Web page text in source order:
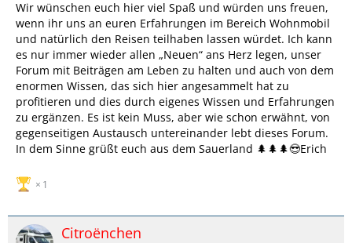
Wir wünschen euch hier viel Spaß und würden uns freuen,
wenn ihr uns an euren Erfahrungen im Bereich Wohnmobil
und natürlich den Reisen teilhaben lassen würdet. Ich kann
es nur immer wieder allen „Neuen“ ans Herz legen, unser
Forum mit Beiträgen am Leben zu halten und auch von dem
enormen Wissen, das sich hier angesammelt hat zu
profitieren und dies durch eigenes Wissen und Erfahrungen
zu ergänzen. Es ist kein Muss, aber wie schon erwähnt, von
gegenseitigen Austausch untereinander lebt dieses Forum.
In dem Sinne grüßt euch aus dem Sauerland 🌲🌲🌲😎Erich
1
Citroënchen